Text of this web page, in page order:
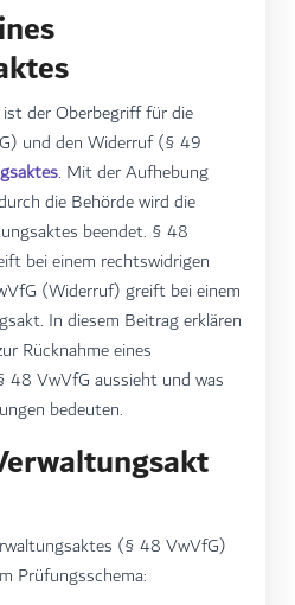
der Oberbegriff für die
und den Widerruf (§ 49
. Mit der Aufhebung
die Behörde wird die
beendet. § 48
bei einem rechtswidrigen
(Widerruf) greift bei einem
In diesem Beitrag erklären
Rücknahme eines
48 VwVfG aussieht und was
bedeuten.
(§ 48 VwVfG)
Prüfungsschema: